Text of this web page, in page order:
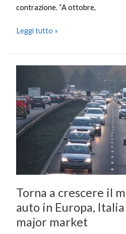
contrazione. “A ottobre,
Leggi tutto »
Torna a crescere il
auto in Europa,
major market
crescere
il
mercato
delle
Europa,
quarta
tra
major
market